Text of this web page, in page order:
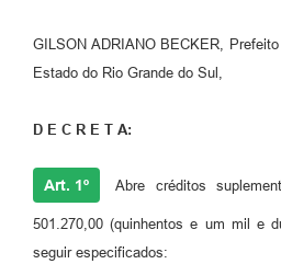
GILSON ADRIANO BECKER,
Estado do Rio Grande do Sul,
D E C R E T A:
Art. 1º Abre créditos
501.270,00 (quinhentos e um mil e
seguir especificados: